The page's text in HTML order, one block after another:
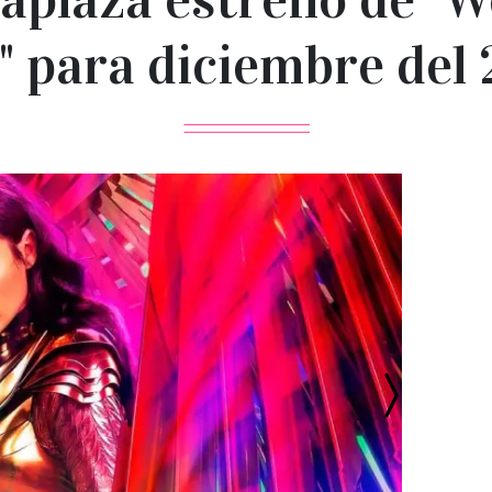
para diciembre del